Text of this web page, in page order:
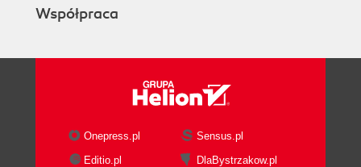
Współpraca
Onepress.pl
Sensus.pl
Editio.pl
DlaBystrzakow.pl